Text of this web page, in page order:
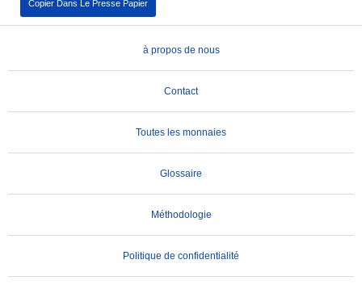
Copier Dans Le Presse Papier
à propos de nous
Contact
Toutes les monnaies
Glossaire
Méthodologie
Politique de confidentialité